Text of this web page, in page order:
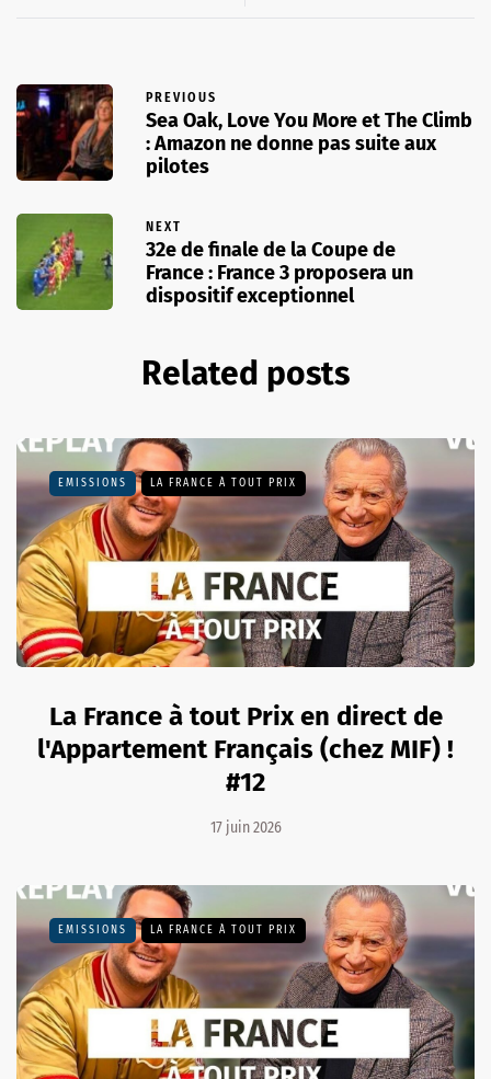
PREVIOUS
Sea Oak, Love You More et The Climb
: Amazon ne donne pas suite aux
pilotes
NEXT
32e de finale de la Coupe de
France : France 3 proposera un
dispositif exceptionnel
Related posts
EMISSIONS LA FRANCE À TOUT PRIX
La France à tout Prix en direct de
l'Appartement Français (chez MIF) !
#12
17 juin 2026
EMISSIONS LA FRANCE À TOUT PRIX